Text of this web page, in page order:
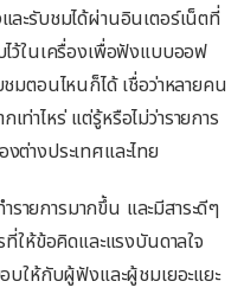
ละรับชมได้ผ่านอินเตอร์เน็ตที่
ไว้ในเครื่องเพื่อฟังแบบออฟ
มตอนไหนก็ได้ เชื่อว่าหลายคน
าไหร่ แต่รู้หรือไม่ว่ารายการ
ต่างประเทศและไทย
ายการมากขึ้น และมีสาระดีๆ
ให้ข้อคิดและแรงบันดาลใจ
บให้กับผู้ฟังและผู้ชมเยอะแยะ